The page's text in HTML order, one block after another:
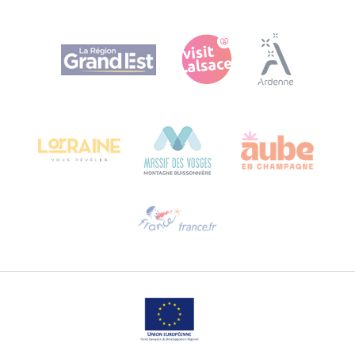
Agence Régionale du Tourisme Grand Est
Bureau de Colmar (sede operativa)
Contattaci per e-mail